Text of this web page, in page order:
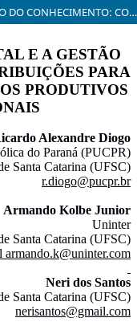
A TRANSFORMAÇÃO DIGITAL E A GESTÃO DO CONHECIMENTO: CONTRIBUIÇÕES PARA A MELHORIA DOS PROCESSOS PRODUTIVOS E ORGANIZACIONAIS